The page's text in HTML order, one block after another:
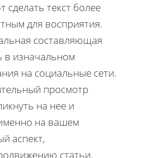
текст более
для восприятия.
составляющая
в изначальном
на социальные сети.
просмотр
на нее и
на вашем
аспект,
статьи.